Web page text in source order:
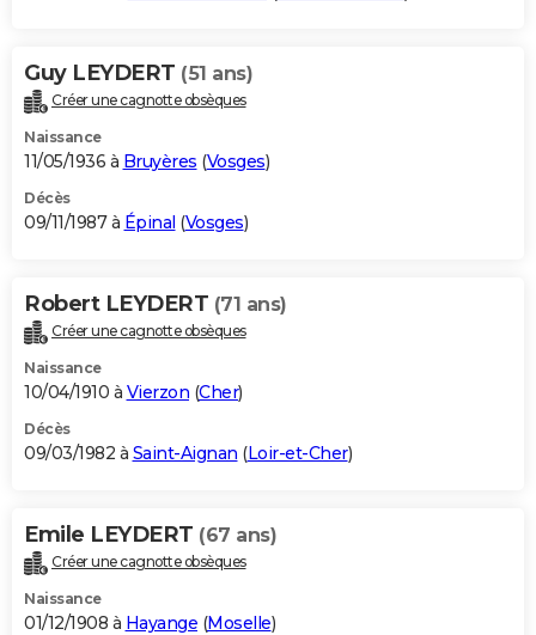
Guy LEYDERT (51 ans)
Créer une cagnotte obsèques
Naissance
11/05/1936 à Bruyères (Vosges)
Décès
09/11/1987 à Épinal (Vosges)
Robert LEYDERT (71 ans)
Créer une cagnotte obsèques
Naissance
10/04/1910 à Vierzon (Cher)
Décès
09/03/1982 à Saint-Aignan (Loir-et-Cher)
Emile LEYDERT (67 ans)
Créer une cagnotte obsèques
Naissance
01/12/1908 à Hayange (Moselle)